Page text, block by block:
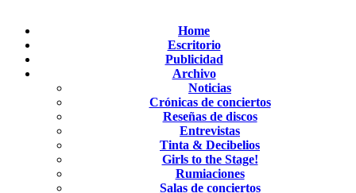
Home
Escritorio
Publicidad
Archivo
Noticias
Crónicas de conciertos
Reseñas de discos
Entrevistas
Tinta & Decibelios
Girls to the Stage!
Rumiaciones
Salas de conciertos